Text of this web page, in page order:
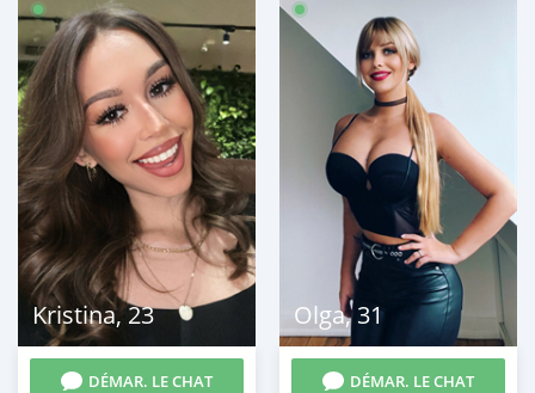
Kristina,23
DÉMAR. LE CHAT
Olga,31
DÉMAR. LE CHAT